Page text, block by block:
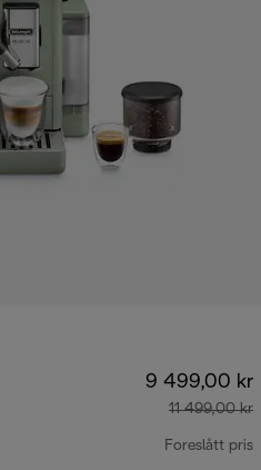
9 499,00 kr
11 499,00 kr
Foreslått pris